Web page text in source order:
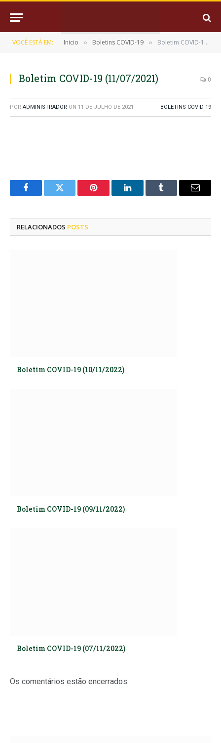
VOCÊ ESTÁ EM: Inicio » Boletins COVID-19 » Boletim COVID-19 (11/07/2021)
Boletim COVID-19 (11/07/2021) 0
POR ADMINISTRADOR ON 11 DE JULHO DE 2021 BOLETINS COVID-19
FacebookTwitter Pinterest LinkedInTumblr
E-
RELACIONADOS POSTS
Boletim COVID-19 (10/11/2022)
Boletim COVID-19 (09/11/2022)
Boletim COVID-19 (07/11/2022)
Os comentários estão encerrados.